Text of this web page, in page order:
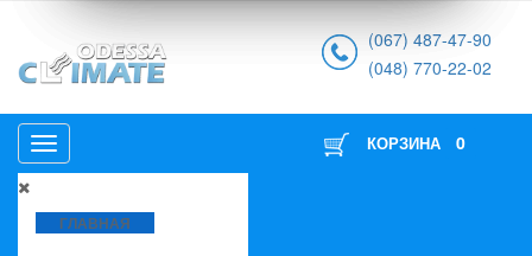
(067) 487-47-90
(048) 770-22-02
ГЛАВНАЯ
КОРЗИНА 0